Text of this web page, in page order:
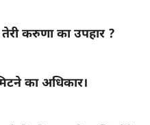
करुणा का उपहार ?
का अधिकार।